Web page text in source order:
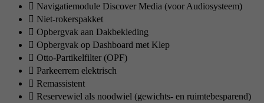
Navigatiemodule Discover Media (voor Audiosysteem)
Niet-rokerspakket
Opbergvak aan Dakbekleding
Opbergvak op Dashboard met Klep
Otto-Partikelfilter (OPF)
Parkeerrem elektrisch
Remassistent
Reservewiel als noodwiel (gewichts- en ruimtebesparend)